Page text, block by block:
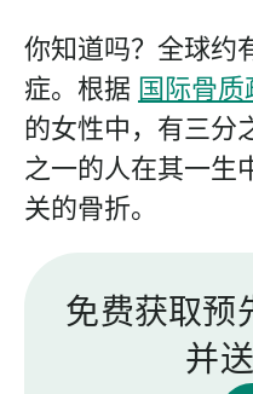
你知道吗？全球约
症。根据 国际骨
的女性中，有三分
之一的人在其一生
关的骨折。
免费获取预
并